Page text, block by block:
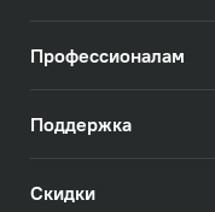
Профессионалам
Поддержка
Скидки